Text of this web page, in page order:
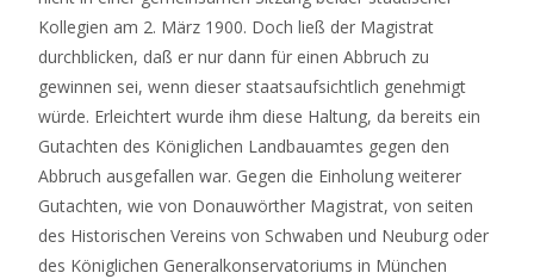
Kollegien am 2. März 1900. Doch ließ der Magistrat
durchblicken, daß er nur dann für einen Abbruch zu
gewinnen sei, wenn dieser staatsaufsichtlich genehmigt
würde. Erleichtert wurde ihm diese Haltung, da bereits ein
Gutachten des Königlichen Landbauamtes gegen den
Abbruch ausgefallen war. Gegen die Einholung weiterer
Gutachten, wie von Donauwörther Magistrat, von seiten
des Historischen Vereins von Schwaben und Neuburg oder
des Königlichen Generalkonservatoriums in München